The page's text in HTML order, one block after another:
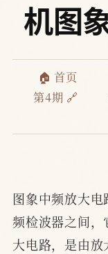
机图
🏠 首页
第4期 🔗
图象中频放大
频检波器之间
大电路，是由